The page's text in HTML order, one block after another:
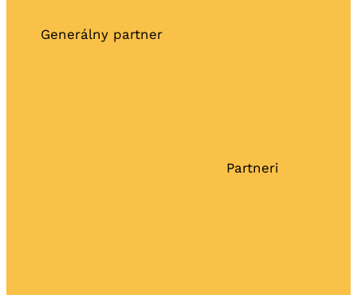
Generálny partner
Partneri